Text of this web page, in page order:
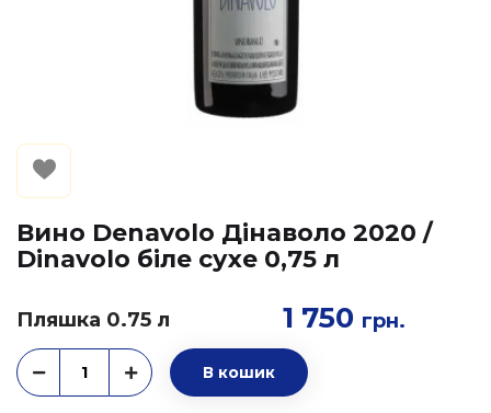
Вино Denavolo Дінаволо 2020 /
Dinavolo біле сухе 0,75 л
Пляшка 0.75 л 1 750 грн.
В кошик